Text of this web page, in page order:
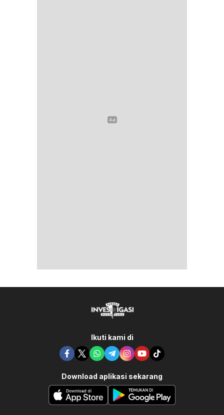
Ikuti kami di
Download aplikasi sekarang